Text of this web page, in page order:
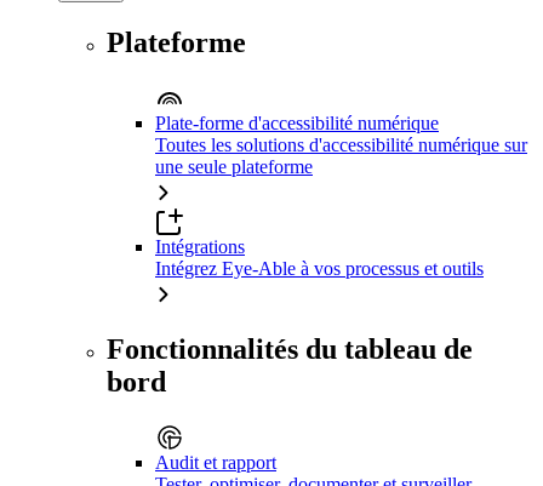
Plateforme
Plate-forme d'accessibilité numérique
Toutes les solutions d'accessibilité numérique sur
une seule plateforme
Intégrations
Intégrez Eye-Able à vos processus et outils
Fonctionnalités du tableau de
bord
Audit et rapport